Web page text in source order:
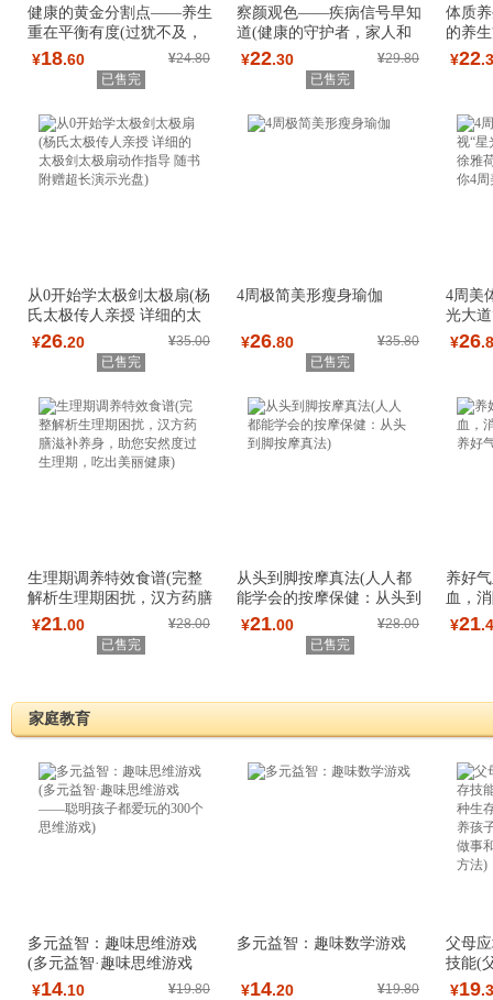
健康的黄金分割点——养生
重在平衡有度(过犹不及，
养生应适度。
¥18.60 ¥24.80
已售完
察颜观色——疾病信号早知
道(健康的守护者，家人和
亲朋的健康卫
¥22.30 ¥29.80
已售完
体质
的养
质，
¥22
从0开始学太极剑太极扇(杨
氏太极传人亲授 详细的太
极剑太极扇动
¥26.20 ¥35.00
已售完
4周极简美形瘦身瑜伽
¥26.80 ¥35.80
已售完
4周美
光大
荷的
¥26
生理期调养特效食谱(完整
解析生理期困扰，汉方药膳
滋补养身，助
¥21.00 ¥28.00
已售完
从头到脚按摩真法(人人都
能学会的按摩保健：从头到
脚按摩真法)
¥21.00 ¥28.00
已售完
养好
血，
养好
¥21
家庭教育
多元益智：趣味思维游戏
(多元益智·趣味思维游戏
——聪明孩子都
¥14.10 ¥19.80
多元益智：趣味数学游戏
¥14.20 ¥19.80
父母
技能(
种生
¥19